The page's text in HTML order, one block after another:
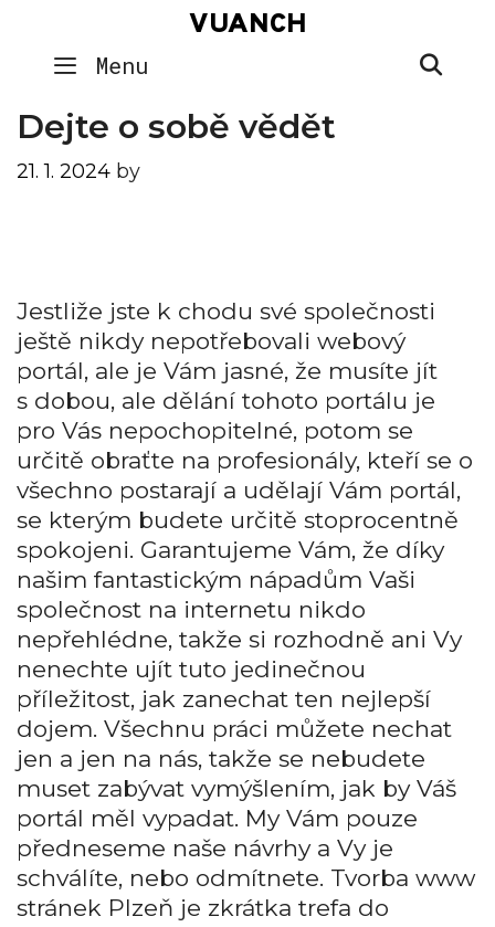
content
VUANCH
Menu
Dejte o sobě vědět
21. 1. 2024 by
Jestliže jste k chodu své společnosti
ještě nikdy nepotřebovali webový
portál, ale je Vám jasné, že musíte jít
s dobou, ale dělání tohoto portálu je
pro Vás nepochopitelné, potom se
určitě obraťte na profesionály, kteří se o
všechno postarají a udělají Vám portál,
se kterým budete určitě stoprocentně
spokojeni. Garantujeme Vám, že díky
našim fantastickým nápadům Vaši
společnost na internetu nikdo
nepřehlédne, takže si rozhodně ani Vy
nenechte ujít tuto jedinečnou
příležitost, jak zanechat ten nejlepší
dojem. Všechnu práci můžete nechat
jen a jen na nás, takže se nebudete
muset zabývat vymýšlením, jak by Váš
portál měl vypadat. My Vám pouze
předneseme naše návrhy a Vy je
schválíte, nebo odmítnete. Tvorba www
stránek Plzeň je zkrátka trefa do